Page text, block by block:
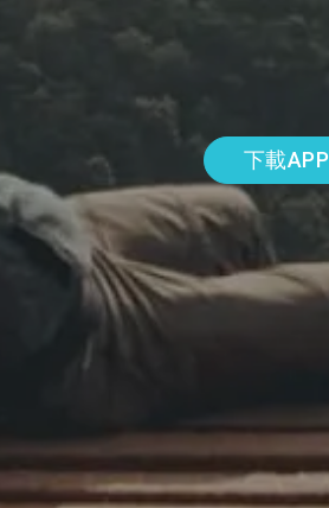
下載APP